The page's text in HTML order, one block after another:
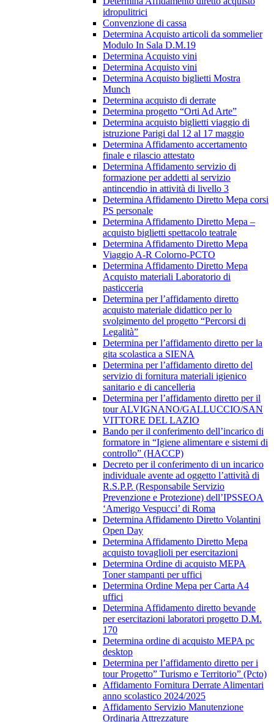
idropulitrici
Convenzione di cassa
Determina Acquisto articoli da sommelier
Modulo In Sala D.M.19
Determina Acquisto vini
Determina Acquisto vini
Determina Acquisto biglietti Mostra
Munch
Determina acquisto di derrate
Determina progetto “Orti Ad Arte”
Determina acquisto biglietti viaggio di
istruzione Parigi dal 12 al 17 maggio
Determina Affidamento accertamento
finale e rilascio attestato
Determina Affidamento servizio di
formazione per addetti al servizio
antincendio in attività di livello 3
Determina Affidamento Diretto Mepa corsi
PS personale
Determina Affidamento Diretto Mepa –
acquisto biglietti spettacolo teatrale
Determina Affidamento Diretto Mepa
Viaggio A-R Colorno-PCTO
Determina Affidamento Diretto Mepa
Acquisto materiali Laboratorio di
pasticceria
Determina per l’affidamento diretto
acquisto materiale didattico per lo
svolgimento del progetto “Percorsi di
Legalità”
Determina per l’affidamento diretto per la
gita scolastica a SIENA
Determina per l’affidamento diretto del
servizio di fornitura materiali igienico
sanitario e di cancelleria
Determina per l’affidamento diretto per il
tour ALVIGNANO/GALLUCCIO/SAN
VITTORE DEL LAZIO
Bando per il conferimento dell’incarico di
formatore in “Igiene alimentare e sistemi di
controllo” (HACCP)
Decreto per il conferimento di un incarico
individuale avente ad oggetto l’attività di
R.S.P.P. (Responsabile Servizio
Prevenzione e Protezione) dell’IPSSEOA
‘Amerigo Vespucci’ di Roma
Determina Affidamento Diretto Volantini
Open Day
Determina Affidamento Diretto Mepa
acquisto tovaglioli per esercitazioni
Determina Ordine di acquisto MEPA
Toner stampanti per uffici
Determina Ordine Mepa per Carta A4
uffici
Determina Affidamento diretto bevande
per esercitazioni laboratori progetto D.M.
170
Determina ordine di acquisto MEPA pc
desktop
Determina per l’affidamento diretto per i
tour Progetto” Turismo e Territorio” (Pcto)
Affidamento Fornitura Derrate Alimentari
anno scolastico 2024/2025
Affidamento Servizio Manutenzione
Ordinaria Attrezzature